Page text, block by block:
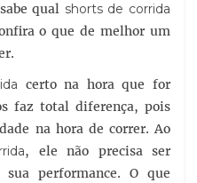
qual shorts de corrida
o que de melhor um
certo na hora que for
faz total diferença, pois
na hora de correr. Ao
, ele não precisa ser
performance. O que